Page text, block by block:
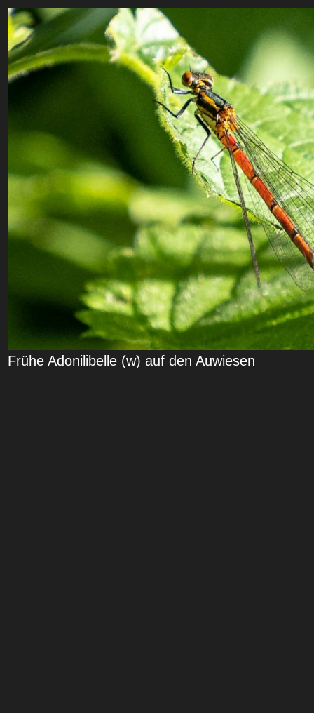
Frühe Adonilibelle (w) auf den Auwiesen